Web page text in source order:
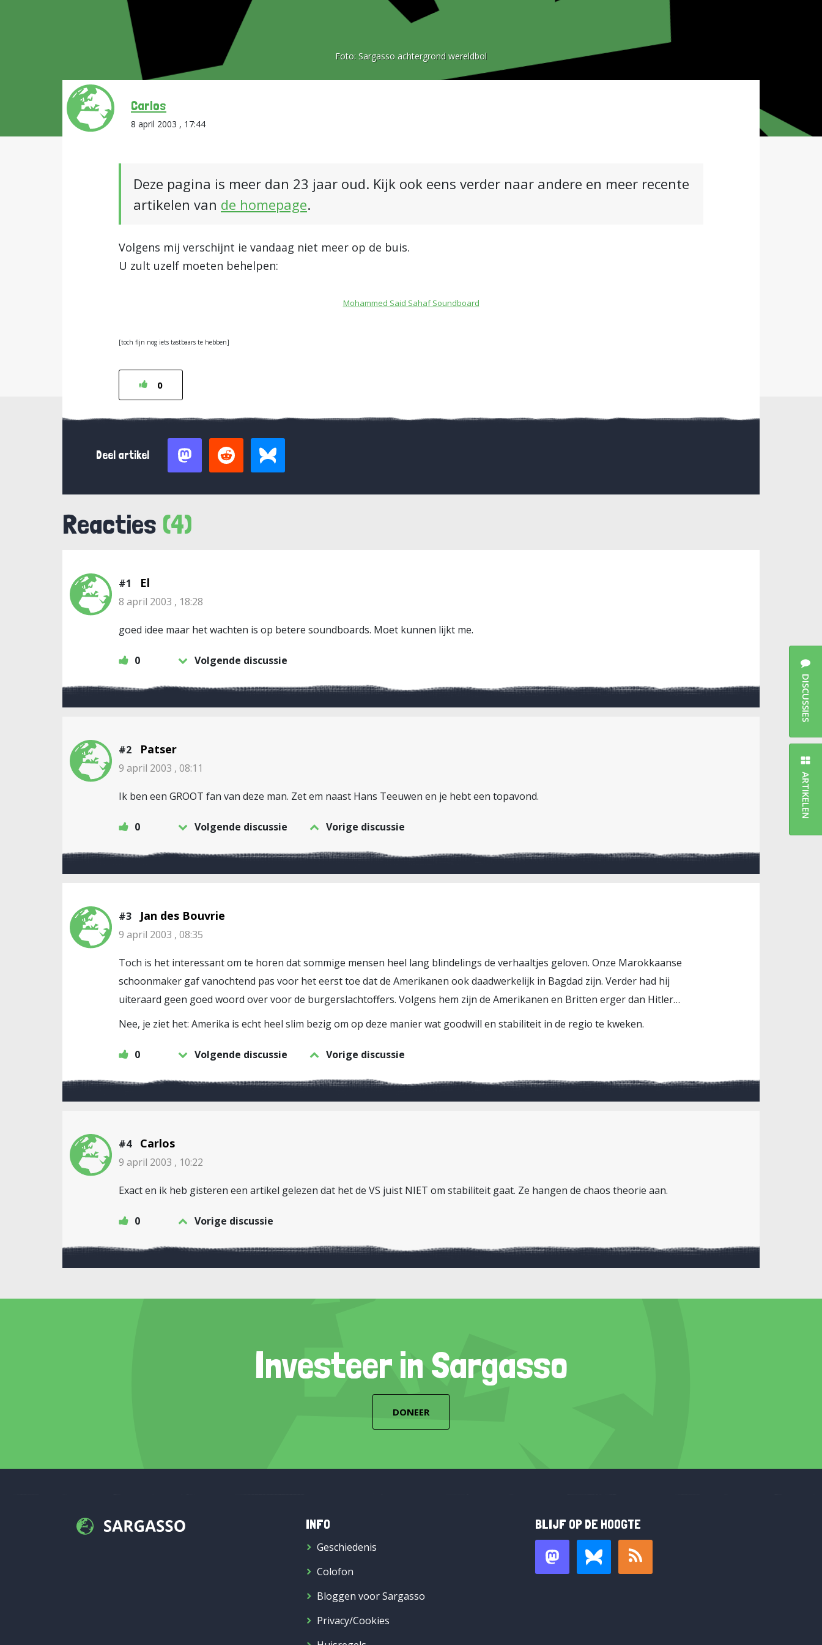
Foto: Sargasso achtergrond wereldbol
Carlos
8 april 2003 , 17:44
Deze pagina is meer dan 23 jaar oud. Kijk ook eens verder naar andere en meer recente
artikelen van de homepage.
Volgens mij verschijnt ie vandaag niet meer op de buis.
U zult uzelf moeten behelpen:
Mohammed Said Sahaf Soundboard
[toch fijn nog iets tastbaars te hebben]
0
Deel artikel
Reacties (4)
#1 El
8 april 2003 , 18:28
goed idee maar het wachten is op betere soundboards. Moet kunnen lijkt me.
0 Volgende discussie
#2 Patser
9 april 2003 , 08:11
Ik ben een GROOT fan van deze man. Zet em naast Hans Teeuwen en je hebt een topavond.
0 Volgende discussie Vorige discussie
#3 Jan des Bouvrie
9 april 2003 , 08:35
Toch is het interessant om te horen dat sommige mensen heel lang blindelings de verhaaltjes geloven. Onze Marokkaanse
schoonmaker gaf vanochtend pas voor het eerst toe dat de Amerikanen ook daadwerkelijk in Bagdad zijn. Verder had hij
uiteraard geen goed woord over voor de burgerslachtoffers. Volgens hem zijn de Amerikanen en Britten erger dan Hitler…
Nee, je ziet het: Amerika is echt heel slim bezig om op deze manier wat goodwill en stabiliteit in de regio te kweken.
0 Volgende discussie Vorige discussie
#4 Carlos
9 april 2003 , 10:22
Exact en ik heb gisteren een artikel gelezen dat het de VS juist NIET om stabiliteit gaat. Ze hangen de chaos theorie aan.
0 Vorige discussie
Investeer in Sargasso
DONEER
INFO
Geschiedenis
Colofon
Bloggen voor Sargasso
Privacy/Cookies
BLIJF OP DE HOOGTE
DISCUSSIES
ARTIKELEN